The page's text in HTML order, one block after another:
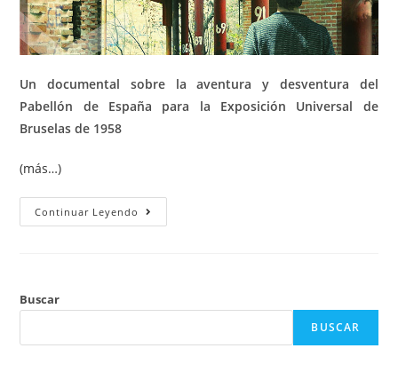
Un documental sobre la aventura y desventura del
Pabellón de España para la Exposición Universal de
Bruselas de 1958
(más…)
Continuar Leyendo
Buscar
BUSCAR